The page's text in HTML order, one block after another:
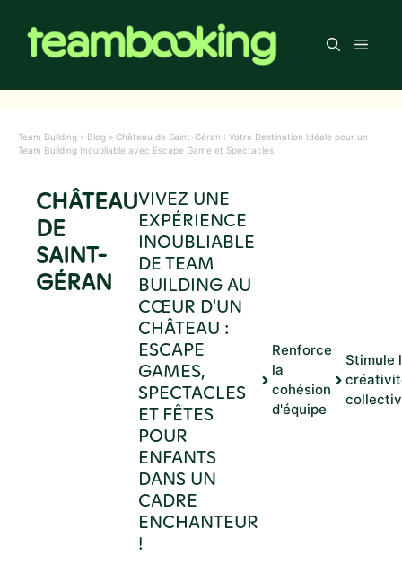
contenu
Menu
Team Building » Blog » Château de Saint-Géran : Votre Destination Idéale pour un
Team Building Inoubliable avec Escape Game et Spectacles
CHÂTEAU
DE
SAINT-
GÉRAN
VIVEZ UNE
EXPÉRIENCE
INOUBLIABLE
DE TEAM
BUILDING AU
CŒUR D'UN
CHÂTEAU :
ESCAPE
GAMES,
SPECTACLES
ET FÊTES
POUR
ENFANTS
DANS UN
CADRE
ENCHANTEUR
!
Renforce
la
cohésion
d'équipe
Stimule